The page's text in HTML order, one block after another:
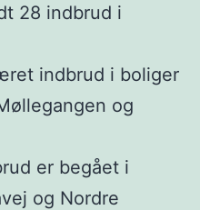
28 indbrud i
indbrud i boliger
og
er begået i
og Nordre